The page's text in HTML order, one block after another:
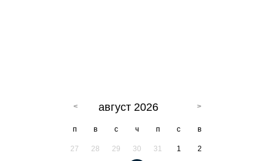
август 2026
п в с ч п с в
27 28 29 30 31 1 2